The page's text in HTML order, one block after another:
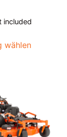
included
wählen